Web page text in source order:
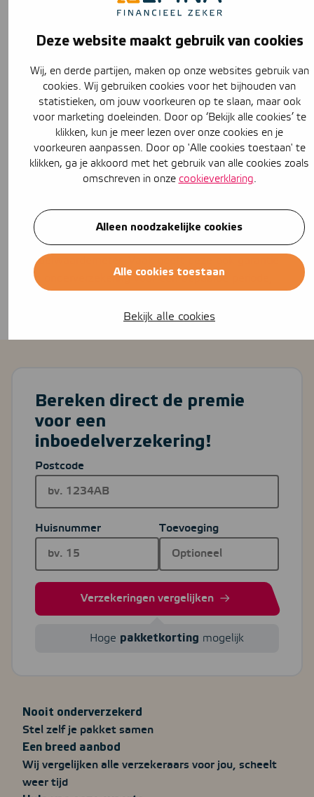
Deze website maakt gebruik van cookies
Wij, en derde partijen, maken op onze websites gebruik van
cookies. Wij gebruiken cookies voor het bijhouden van
statistieken, om jouw voorkeuren op te slaan, maar ook
voor marketing doeleinden. Door op ‘Bekijk alle cookies’ te
klikken, kun je meer lezen over onze cookies en je
voorkeuren aanpassen. Door op 'Alle cookies toestaan' te
klikken, ga je akkoord met het gebruik van alle cookies zoals
omschreven in onze cookieverklaring.
Alleen noodzakelijke cookies
Alle cookies toestaan
Bekijk alle cookies
afsluiten bij de Vereende. Voor een vrijblijvende offerte
kunt u telefonisch contact met ons opnemen. Het is op
dit moment nog niet mogelijk om deze offerte online aan
te vragen.
Houd er rekening mee dat we hierbij gegevens over uw
woning en inboedel nodig hebben en dat u die paraat
heeft.
Hoe wordt de waarde van de
Om de globale waarde van de inboedel te berekenen
kan er gebruik gemaakt worden van de
inboedelwaardemeter. Vaak geeft deze ook garantie
tegen onderverzekering voor een bepaalde periode,
aankoop een melding moet maken naar de verzekeraar
Bereken direct de premie
voor een
inboedelverzekering!
Postcode
Huisnummer Toevoeging
Verzekeringen vergelijken
Hoge pakketkorting mogelijk
Nooit onderverzekerd
Stel zelf je pakket samen
Een breed aanbod
Wij vergelijken alle verzekeraars voor jou, scheelt
weer tijd